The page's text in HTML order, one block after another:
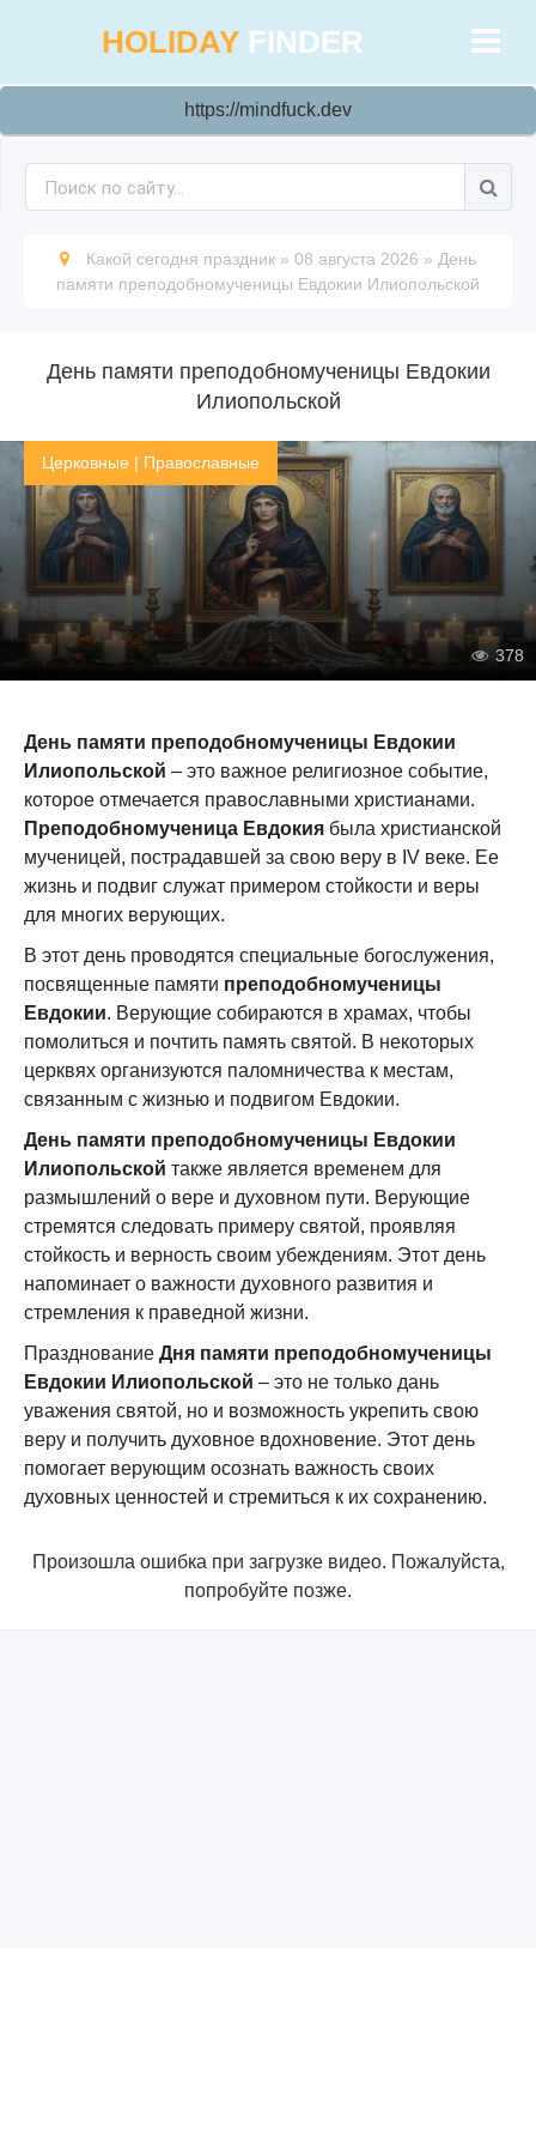
HOLIDAY FINDER
https://mindfuck.dev
Какой сегодня праздник » 08 августа 2026 » День
памяти преподобномученицы Евдокии Илиопольской
День памяти преподобномученицы Евдокии
Илиопольской
Церковные | Православные
378
День памяти преподобномученицы Евдокии
Илиопольской – это важное религиозное событие,
которое отмечается православными христианами.
Преподобномученица Евдокия была христианской
мученицей, пострадавшей за свою веру в IV веке. Ее
жизнь и подвиг служат примером стойкости и веры
для многих верующих.
В этот день проводятся специальные богослужения,
посвященные памяти преподобномученицы
Евдокии. Верующие собираются в храмах, чтобы
помолиться и почтить память святой. В некоторых
церквях организуются паломничества к местам,
связанным с жизнью и подвигом Евдокии.
День памяти преподобномученицы Евдокии
Илиопольской также является временем для
размышлений о вере и духовном пути. Верующие
стремятся следовать примеру святой, проявляя
стойкость и верность своим убеждениям. Этот день
напоминает о важности духовного развития и
стремления к праведной жизни.
Празднование Дня памяти преподобномученицы
Евдокии Илиопольской – это не только дань
уважения святой, но и возможность укрепить свою
веру и получить духовное вдохновение. Этот день
помогает верующим осознать важность своих
духовных ценностей и стремиться к их сохранению.
Произошла ошибка при загрузке видео. Пожалуйста,
попробуйте позже.